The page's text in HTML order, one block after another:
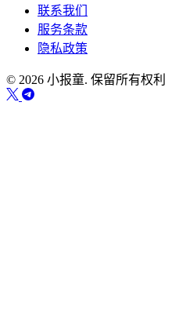
联系我们
服务条款
隐私政策
© 2026 小报童. 保留所有权利